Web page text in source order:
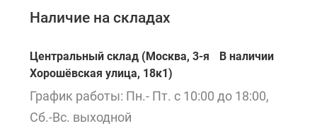
Наличие на складах
Центральный склад (Москва, 3-я
Хорошёвская улица, 18к1)
В наличии
График работы: Пн.- Пт. с 10:00 до 18:00,
Сб.-Вс. выходной